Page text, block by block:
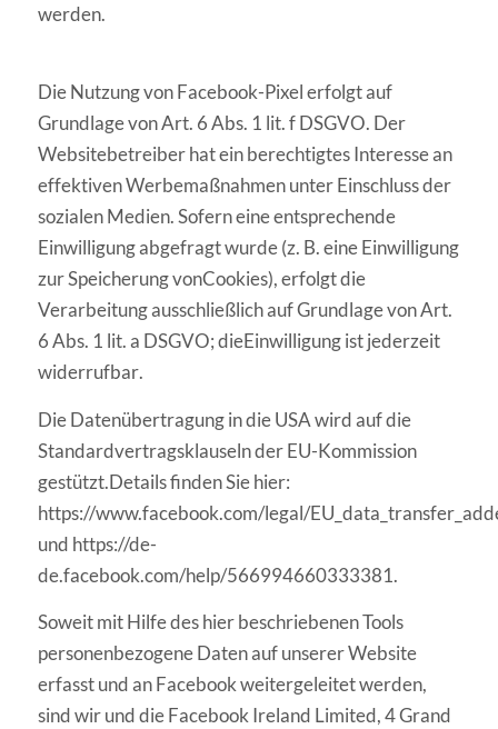
werden.
Die Nutzung von Facebook-Pixel erfolgt auf
Grundlage von Art. 6 Abs. 1 lit. f DSGVO. Der
Websitebetreiber hat ein berechtigtes Interesse an
effektiven Werbemaßnahmen unter Einschluss der
sozialen Medien. Sofern eine entsprechende
Einwilligung abgefragt wurde (z. B. eine Einwilligung
zur Speicherung vonCookies), erfolgt die
Verarbeitungausschließlich auf Grundlage von Art.
6 Abs. 1 lit. a DSGVO; dieEinwilligung ist jederzeit
widerrufbar.
Die Datenübertragung in die USA wird auf die
Standardvertragsklauseln der EU-Kommission
gestützt.Detailsfinden Sie hier:
https://www.facebook.com/legal/
und https://de-
de.facebook.com/help/566994660333381.
Soweit mit Hilfe des hier beschriebenen Tools
personenbezogene Daten auf unsererWebsite
erfasst und an Facebook weitergeleitet werden,
sind wir und die Facebook Ireland Limited, 4 Grand